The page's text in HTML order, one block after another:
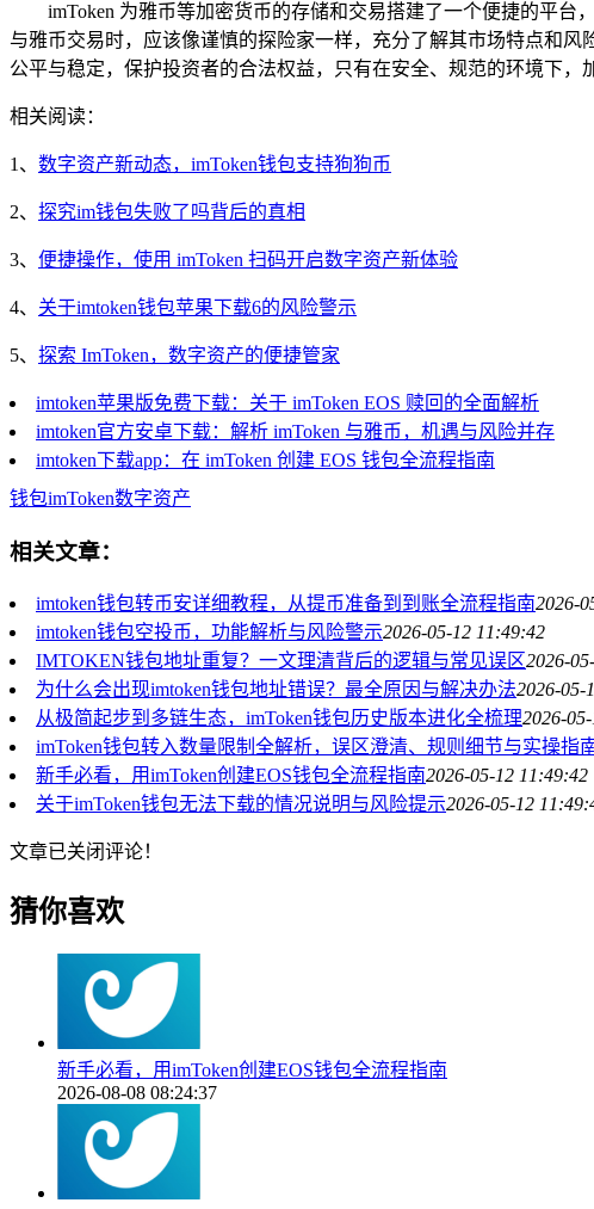
imToken 为雅币等加密货币的存储和交易搭建了一个便捷的平
与雅币交易时，应该像谨慎的探险家一样，充分了解其市场特点和
公平与稳定，保护投资者的合法权益，只有在安全、规范的环境下
相关阅读：
1、 数字资产新动态，imToken钱包支持狗狗币
2、 探究im钱包失败了吗背后的真相
3、 便捷操作，使用 imToken 扫码开启数字资产新体验
4、 关于imtoken钱包苹果下载6的风险警示
5、 探索 ImToken，数字资产的便捷管家
imtoken苹果版免费下载：关于 imToken EOS 赎回的全面解析
imtoken官方安卓下载：解析 imToken 与雅币，机遇与风险并存
imtoken下载app：在 imToken 创建 EOS 钱包全流程指南
钱包imToken数字资产
相关文章：
imtoken钱包转币安详细教程，从提币准备到到账全流程指南2026-
imtoken钱包空投币，功能解析与风险警示2026-05-12 11:49:42
IMTOKEN钱包地址重复？一文理清背后的逻辑与常见误区2026-
为什么会出现imtoken钱包地址错误？最全原因与解决办法2026-05-
从极简起步到多链生态，imToken钱包历史版本进化全梳理2026-
imToken钱包转入数量限制全解析，误区澄清、规则细节与实操指
新手必看，用imToken创建EOS钱包全流程指南2026-05-12 11:49:42
关于imToken钱包无法下载的情况说明与风险提示2026-05-12
文章已关闭评论！
猜你喜欢
新手必看，用imToken创建EOS钱包全流程指南
2026-08-08 08:24:37